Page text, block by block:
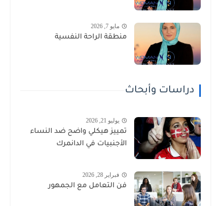
مايو 7, 2026
منطقة الراحة النفسية
دراسات وأبحاث
يوليو 21, 2026
تمييز هيكلي واضح ضد النساء
الأجنبيات في الدانمرك
فبراير 28, 2026
فن التعامل مع الجمهور